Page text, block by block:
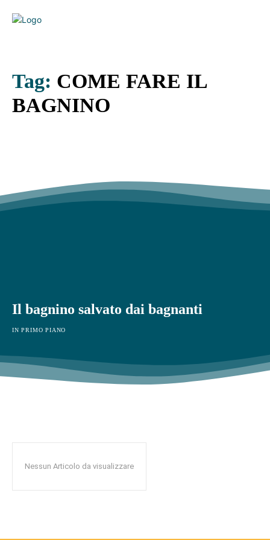
Tag: COME FARE IL
BAGNINO
Il bagnino salvato dai bagnanti
IN PRIMO PIANO
Nessun Articolo da visualizzare